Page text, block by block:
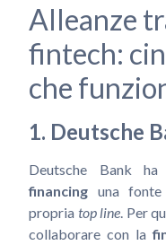
Alleanze
fintech:
che
1. Deutsche
Deutsche Bank
financing una
propria top line . Per
collaborare con la